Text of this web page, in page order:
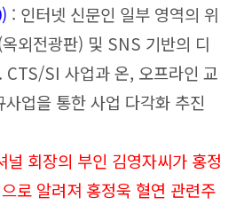
: 인터넷 신문인 일부 영역의 위
외전광판) 및 SNS 기반의 디
CTS/SI 사업과 온, 오프라인 교
업을 통한 사업 다각화 추진
널 회장의 부인 김영자씨가 홍정
로 알려져 홍정욱 혈연 관련주